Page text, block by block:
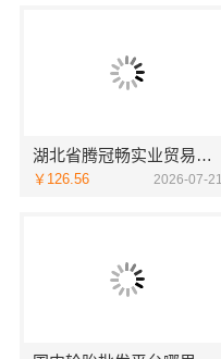
湖北省腾冠畅实业贸易有限公司：国内轮胎批发公司流程指南
￥126.56 2026-07-21